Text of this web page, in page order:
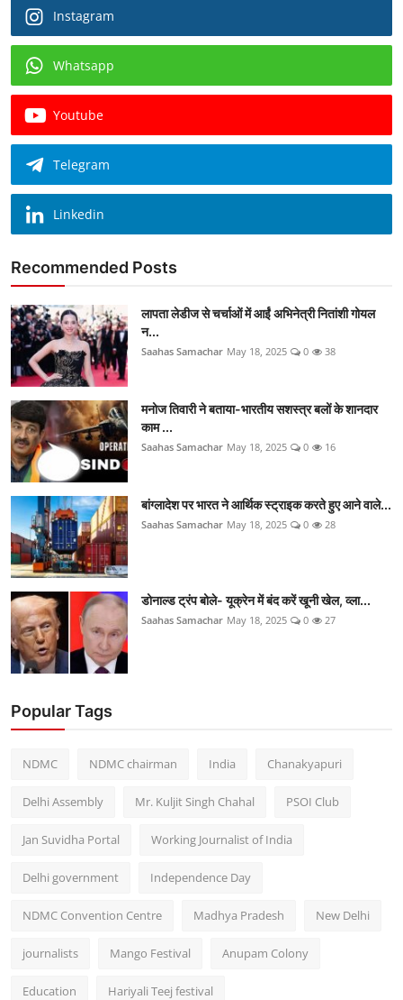
Instagram
Whatsapp
Youtube
Telegram
Linkedin
Recommended Posts
लापता लेडीज से चर्चाओं में आईं अभिनेत्री नितांशी गोयल
न...
Saahas Samachar May 18, 2025 0 38
मनोज तिवारी ने बताया-भारतीय सशस्त्र बलों के शानदार
काम ...
Saahas Samachar May 18, 2025 0 16
बांग्लादेश पर भारत ने आर्थिक स्ट्राइक करते हुए आने वाले...
Saahas Samachar May 18, 2025 0 28
डोनाल्ड ट्रंप बोले- यूक्रेन में बंद करें खूनी खेल, व्ला...
Saahas Samachar May 18, 2025 0 27
Popular Tags
NDMC NDMC chairman India Chanakyapuri
Delhi Assembly Mr. Kuljit Singh Chahal PSOI Club
Jan Suvidha Portal Working Journalist of India
Delhi government Independence Day
NDMC Convention Centre Madhya Pradesh New Delhi
journalists Mango Festival Anupam Colony
Education Hariyali Teej festival